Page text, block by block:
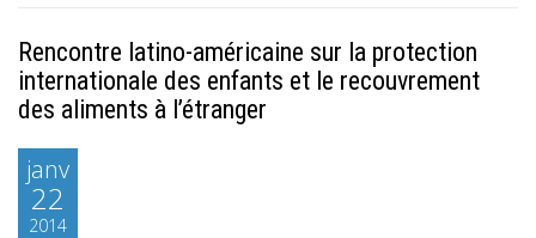
Rencontre latino-américaine sur la protection
internationale des enfants et le recouvrement
des aliments à l’étranger
janv
22
2014